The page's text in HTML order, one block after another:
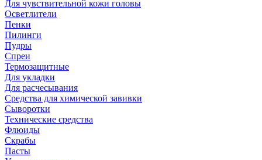
Для чувствительной кожи головы
Осветлители
Пенки
Пилинги
Пудры
Спреи
Термозащитные
Для укладки
Для расчесывания
Средства для химической завивки
Сыворотки
Технические средства
Флюиды
Скрабы
Пасты